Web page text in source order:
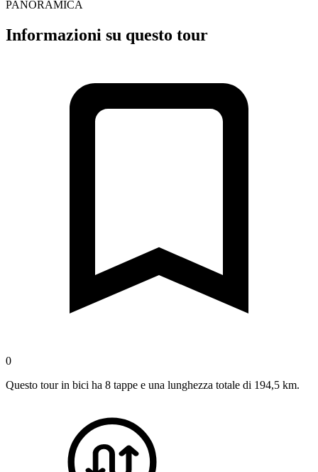
PANORAMICA
Informazioni su questo tour
0
Questo tour in bici ha 8 tappe e una lunghezza totale di 194,5 km.